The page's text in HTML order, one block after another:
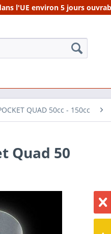
l'UE environ 5 jours
QUAD 50cc - 150cc
Quad 50